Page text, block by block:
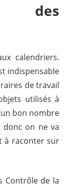
des
calendriers.
indispensable
de travail
utilisés à
un bon nombre
on ne va
à raconter sur
Contrôle de la